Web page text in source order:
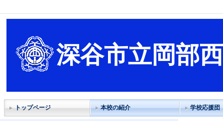
深谷市立岡部
トップページ 本校の紹介 学校応援団